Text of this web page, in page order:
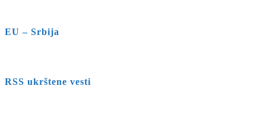
EU – Srbija
RSS ukrštene vesti